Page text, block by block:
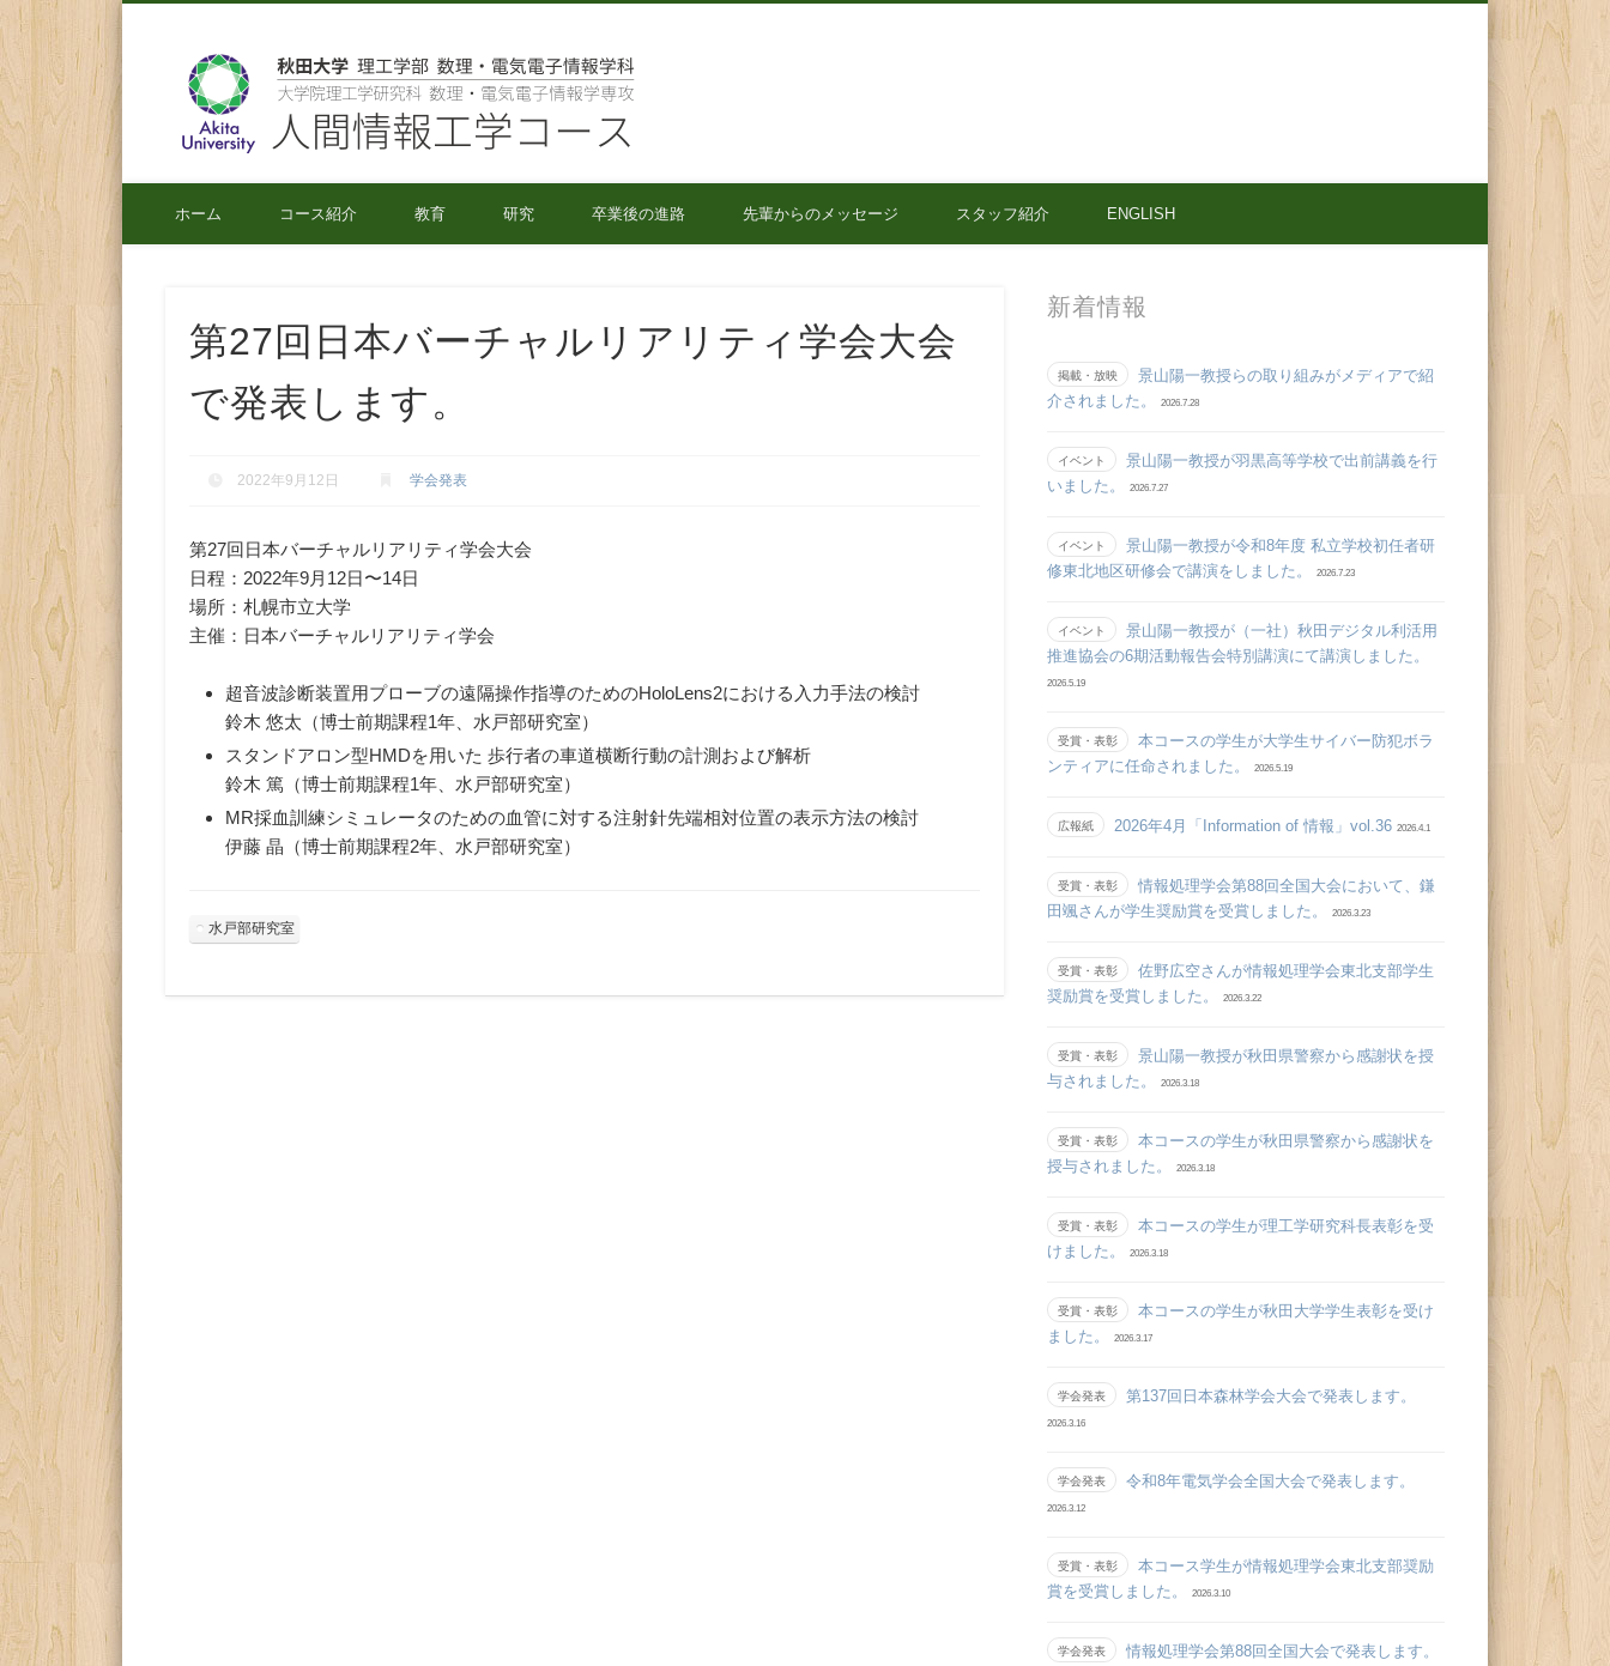
秋田大学 理工学部 数理・電気電子情報学科
ホーム コース紹介 教育 研究 卒業後の進路 先輩からのメッセージ スタッフ紹介 ENGLISH
第27回日本バーチャルリアリティ学会大会
で発表します。
2022年9月12日 学会発表
第27回日本バーチャルリアリティ学会大会
日程：2022年9月12日〜14日
場所：札幌市立大学
主催：日本バーチャルリアリティ学会
超音波診断装置用プローブの遠隔操作指導のためのHoloLens2における入力手法の検討
鈴木 悠太（博士前期課程1年、水戸部研究室）
スタンドアロン型HMDを用いた 歩行者の車道横断行動の計測および解析
鈴木 篤（博士前期課程1年、水戸部研究室）
MR採血訓練シミュレータのための血管に対する注射針先端相対位置の表示方法の検討
伊藤 晶（博士前期課程2年、水戸部研究室）
水戸部研究室
新着情報
掲載・放映
景山陽一教授らの取り組みがメディアで紹
介されました。
2026.7.28
イベント
景山陽一教授が羽黒高等学校で出前講義を行
いました。
2026.7.27
イベント
景山陽一教授が令和8年度 私立学校初任者研
修東北地区研修会で講演をしました。
2026.7.23
イベント
景山陽一教授が（一社）秋田デジタル利活用
推進協会の6期活動報告会特別講演にて講演しました。
2026.5.19
受賞・表彰
本コースの学生が大学生サイバー防犯ボラ
ンティアに任命されました。
2026.5.19
広報紙 2026年4月「Information of 情報」vol.36 2026.4.1
受賞・表彰
情報処理学会第88回全国大会において、鎌
田颯さんが学生奨励賞を受賞しました。
2026.3.23
受賞・表彰
佐野広空さんが情報処理学会東北支部学生
奨励賞を受賞しました。
2026.3.22
受賞・表彰
景山陽一教授が秋田県警察から感謝状を授
与されました。
2026.3.18
受賞・表彰
本コースの学生が秋田県警察から感謝状を
授与されました。
2026.3.18
受賞・表彰
本コースの学生が理工学研究科長表彰を受
けました。
2026.3.18
受賞・表彰
本コースの学生が秋田大学学生表彰を受け
ました。
2026.3.17
学会発表 第137回日本森林学会大会で発表します。
2026.3.16
学会発表 令和8年電気学会全国大会で発表します。
2026.3.12
受賞・表彰
本コース学生が情報処理学会東北支部奨励
賞を受賞しました。
2026.3.10
学会発表 情報処理学会第88回全国大会で発表します。